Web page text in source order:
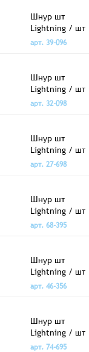
Шнур шт
Lightning / шт
USB-A 1м BX17
арт. 39-096
Шнур шт
Lightning / шт
USB-A 1м BX17
арт. 32-098
Шнур шт
Lightning / шт
USB-A 1м BX18
арт. 27-698
Шнур шт
Lightning / шт
USB-A 1м BX19
арт. 68-395
Шнур шт
Lightning / шт
USB-A 1м BX19
арт. 46-356
Шнур шт
Lightning / шт
USB-A 1м BX20
арт. 74-695